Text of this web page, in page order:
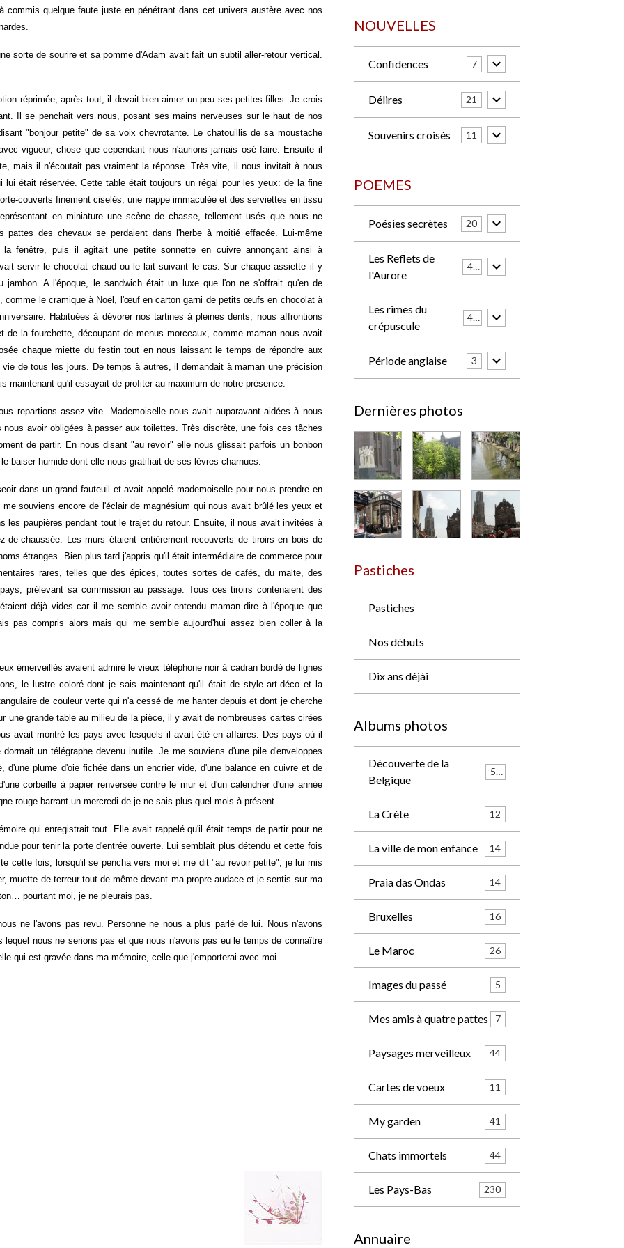
quelque faute juste en pénétrant dans cet univers austère avec nos
sorte de sourire et sa pomme d'Adam avait fait un subtil aller-retour vertical.
réprimée, après tout, il devait bien aimer un peu ses petites-filles. Je crois
Il se penchait vers nous, posant ses mains nerveuses sur le haut de nos
"bonjour petite" de sa voix chevrotante. Le chatouillis de sa moustache
vigueur, chose que cependant nous n'aurions jamais osé faire. Ensuite il
mais il n'écoutait pas vraiment la réponse. Très vite, il nous invitait à nous
était réservée. Cette table était toujours un régal pour les yeux: de la fine
couverts finement ciselés, une nappe immaculée et des serviettes en tissu
en miniature une scène de chasse, tellement usés que nous ne
des chevaux se perdaient dans l'herbe à moitié effacée. Lui-même
fenêtre, puis il agitait une petite sonnette en cuivre annonçant ainsi à
servir le chocolat chaud ou le lait suivant le cas. Sur chaque assiette il y
jambon. A l'époque, le sandwich était un luxe que l'on ne s'offrait qu'en de
comme le cramique à Noël, l'œuf en carton garni de petits œufs en chocolat à
Habituées à dévorer nos tartines à pleines dents, nous affrontions
de la fourchette, découpant de menus morceaux, comme maman nous avait
chaque miette du festin tout en nous laissant le temps de répondre aux
de tous les jours. De temps à autres, il demandait à maman une précision
maintenant qu'il essayait de profiter au maximum de notre présence.
repartions assez vite. Mademoiselle nous avait auparavant aidées à nous
avoir obligées à passer aux toilettes. Très discrète, une fois ces tâches
de partir. En nous disant "au revoir" elle nous glissait parfois un bonbon
baiser humide dont elle nous gratifiait de ses lèvres charnues.
dans un grand fauteuil et avait appelé mademoiselle pour nous prendre en
souviens encore de l'éclair de magnésium qui nous avait brûlé les yeux et
les paupières pendant tout le trajet du retour. Ensuite, il nous avait invitées à
chaussée. Les murs étaient entièrement recouverts de tiroirs en bois de
étranges. Bien plus tard j'appris qu'il était intermédiaire de commerce pour
rares, telles que des épices, toutes sortes de cafés, du malte, des
prélevant sa commission au passage. Tous ces tiroirs contenaient des
déjà vides car il me semble avoir entendu maman dire à l'époque que
pas compris alors mais qui me semble aujourd'hui assez bien coller à la
émerveillés avaient admiré le vieux téléphone noir à cadran bordé de lignes
le lustre coloré dont je sais maintenant qu'il était de style art-déco et la
de couleur verte qui n'a cessé de me hanter depuis et dont je cherche
une grande table au milieu de la pièce, il y avait de nombreuses cartes cirées
avait montré les pays avec lesquels il avait été en affaires. Des pays où il
un télégraphe devenu inutile. Je me souviens d'une pile d'enveloppes
d'une plume d'oie fichée dans un encrier vide, d'une balance en cuivre et de
corbeille à papier renversée contre le mur et d'un calendrier d'une année
rouge barrant un mercredi de je ne sais plus quel mois à présent.
qui enregistrait tout. Elle avait rappelé qu'il était temps de partir pour ne
pour tenir la porte d'entrée ouverte. Lui semblait plus détendu et cette fois
cette fois, lorsqu'il se pencha vers moi et me dit "au revoir petite", je lui mis
muette de terreur tout de même devant ma propre audace et je sentis sur ma
pourtant moi, je ne pleurais pas.
ne l'avons pas revu. Personne ne nous a plus parlé de lui. Nous n'avons
nous ne serions pas et que nous n'avons pas eu le temps de connaître
qui est gravée dans ma mémoire, celle que j'emporterai avec moi.
NOUVELLES
Confidences 7
Délires 21
Souvenirs croisés 11
POEMES
Poésies secrètes 20
Les Reflets de
l'Aurore
42
Les rimes du
crépuscule
42
Période anglaise 3
Dernières photos
Pastiches
Pastiches
Nos débuts
Dix ans déjài
Albums photos
Découverte de la
Belgique
57
La Crète 12
La ville de mon enfance 14
Praia das Ondas 14
Bruxelles 16
Le Maroc 26
Images du passé 5
Mes amis à quatre pattes 7
Paysages merveilleux 44
Cartes de voeux 11
My garden 41
Chats immortels 44
Les Pays-Bas 230
Annuaire